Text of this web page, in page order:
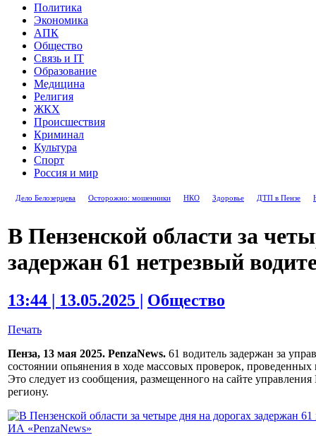
Политика
Экономика
АПК
Общество
Связь и IT
Образование
Медицина
Религия
ЖКХ
Происшествия
Криминал
Культура
Спорт
Россия и мир
Дело Белозерцева Осторожно: мошенники НКО Здоровье ДТП в Пензе
В Пензенской области за
задержан 61 нетрезвый
13:44 | 13.05.2025 | Общество
Печать
Пенза, 13 мая 2025. PenzaNews. 61 водитель задержан за
состоянии опьянения в ходе массовых проверок,
Это следует из сообщения, размещенного на сайте
региону.